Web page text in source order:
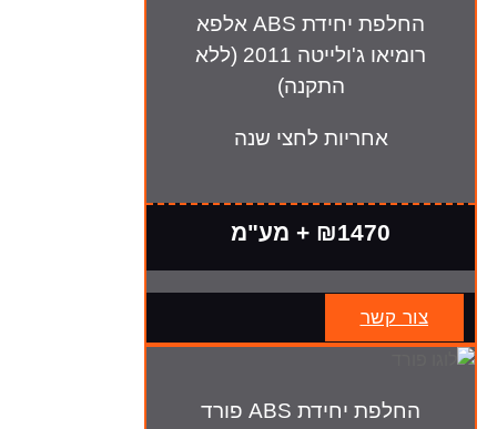
החלפת יחידת ABS אלפא
רומיאו ג'ולייטה 2011 (ללא
התקנה)
אחריות לחצי שנה
₪1470 + מע"מ
צור קשר
החלפת יחידת ABS פורד